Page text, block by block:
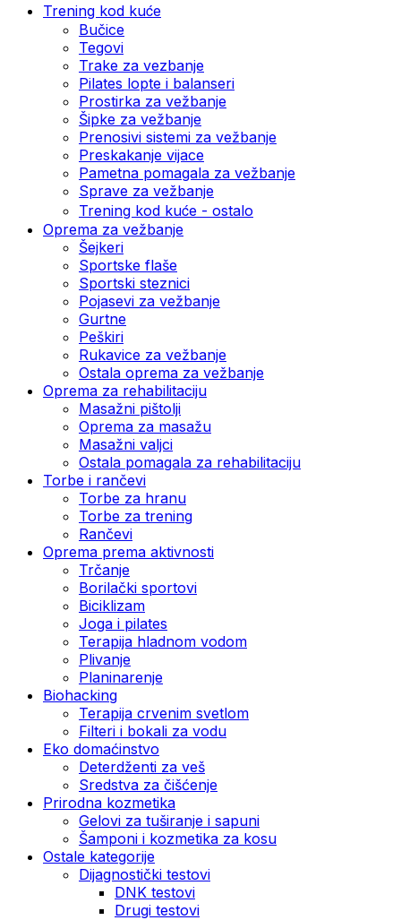
Trening kod kuće
Bučice
Tegovi
Trake za vezbanje
Pilates lopte i balanseri
Prostirka za vežbanje
Šipke za vežbanje
Prenosivi sistemi za vežbanje
Preskakanje vijace
Pametna pomagala za vežbanje
Sprave za vežbanje
Trening kod kuće - ostalo
Oprema za vežbanje
Šejkeri
Sportske flaše
Sportski steznici
Pojasevi za vežbanje
Gurtne
Peškiri
Rukavice za vežbanje
Ostala oprema za vežbanje
Oprema za rehabilitaciju
Masažni pištolji
Oprema za masažu
Masažni valjci
Ostala pomagala za rehabilitaciju
Torbe i rančevi
Torbe za hranu
Torbe za trening
Rančevi
Oprema prema aktivnosti
Trčanje
Borilački sportovi
Biciklizam
Joga i pilates
Terapija hladnom vodom
Plivanje
Planinarenje
Biohacking
Terapija crvenim svetlom
Filteri i bokali za vodu
Eko domaćinstvo
Deterdženti za veš
Sredstva za čišćenje
Prirodna kozmetika
Gelovi za tuširanje i sapuni
Šamponi i kozmetika za kosu
Ostale kategorije
Dijagnostički testovi
DNK testovi
Drugi testovi